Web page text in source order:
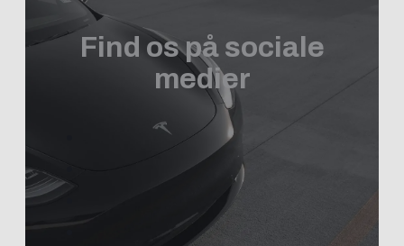
Find os på sociale
medier